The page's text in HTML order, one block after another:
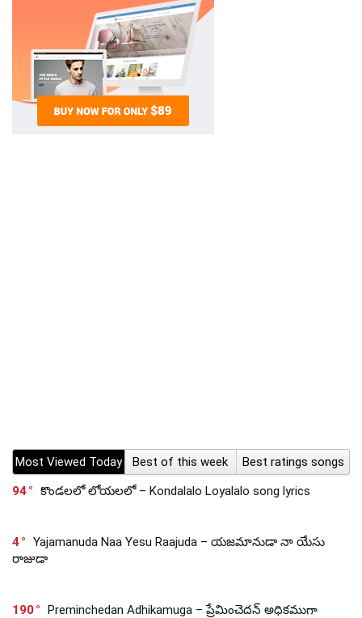
Most Viewed Today Best of this week
Best ratings songs
94
కొండలలో లోయలలో – Kondalalo Loyalalo song lyrics
4
Yajamanuda Naa Yesu Raajuda – యజమానుడా నా యేసు
రాజుడా
190 Preminchedan Adhikamuga – ప్రేమించెదన్ అధికముగా